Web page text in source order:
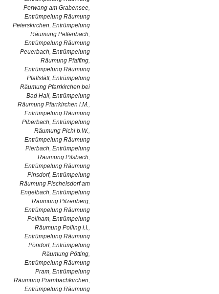
Perwang am Grabensee,
Entrümpelung Räumung
Peterskirchen, Entrümpelung
Räumung Pettenbach,
Entrümpelung Räumung
Peuerbach, Entrümpelung
Räumung Pfaffing,
Entrümpelung Räumung
Pfaffstätt, Entrümpelung
Räumung Pfarrkirchen bei
Bad Hall, Entrümpelung
Räumung Pfarrkirchen i.M.,
Entrümpelung Räumung
Piberbach, Entrümpelung
Räumung Pichl b.W.,
Entrümpelung Räumung
Pierbach, Entrümpelung
Räumung Pilsbach,
Entrümpelung Räumung
Pinsdorf, Entrümpelung
Räumung Pischelsdorf am
Engelbach, Entrümpelung
Räumung Pitzenberg,
Entrümpelung Räumung
Pollham, Entrümpelung
Räumung Polling i.I.,
Entrümpelung Räumung
Pöndorf, Entrümpelung
Räumung Pötting,
Entrümpelung Räumung
Pram, Entrümpelung
Räumung Prambachkirchen,
Entrümpelung Räumung